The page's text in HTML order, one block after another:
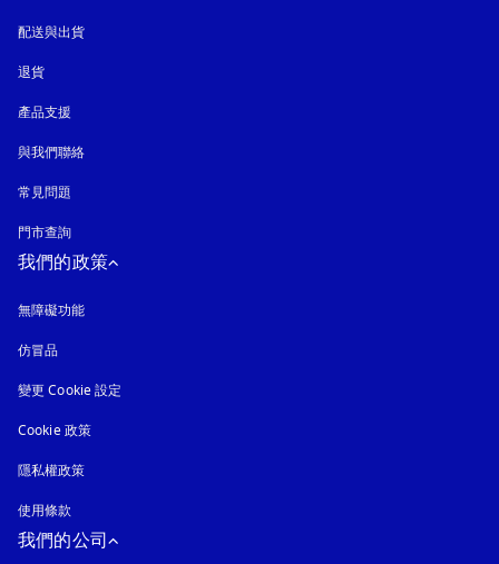
配送與出貨
退貨
產品支援
與我們聯絡
常見問題
門市查詢
我們的政策
無障礙功能
仿冒品
變更 Cookie 設定
Cookie 政策以新標籤頁開啟
隱私權政策
使用條款
我們的公司